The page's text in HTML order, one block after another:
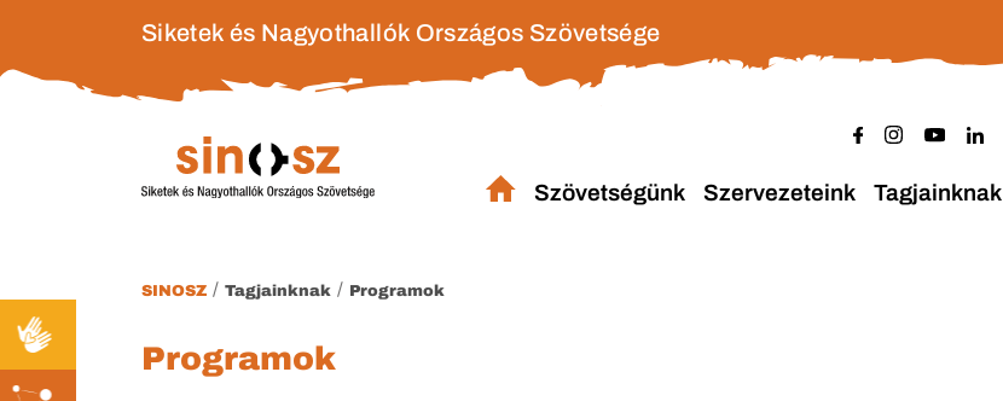
Siketek és Nagyothallók Országos Szövetsége
Szövetségünk Szervezeteink Tagjainknak
SINOSZ / Tagjainknak / Programok
Programok